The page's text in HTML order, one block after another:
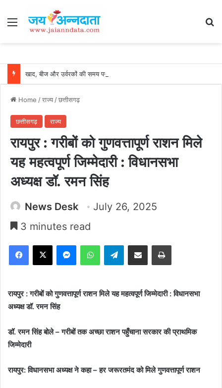
Menu
Home /राज्य/छत्तीसगढ़
छत्तीसगढ़ राज्य
रायपुर : गरीबों को गुणवत्तापूर्ण राशन मिले
यह महत्वपूर्ण जिम्मेदारी : विधानसभा
अध्यक्ष डॉ. रमन सिंह
News Desk
July 26, 2025
3 minutes read
Facebook
X MessengerWhatsAppTelegramShare via Email Print
रायपुर : गरीबों को गुणवत्तापूर्ण राशन मिले यह महत्वपूर्ण जिम्मेदारी : विधानसभा
अध्यक्ष डॉ. रमन सिंह
डॉ. रमन सिंह बोले – गरीबों तक अच्छा राशन पहुँचाना सरकार की प्राथमिक
जिम्मेदारी
रायपुर: विधानसभा अध्यक्ष ने कहा – हर जरूरतमंद को मिले गुणवत्तापूर्ण राशन